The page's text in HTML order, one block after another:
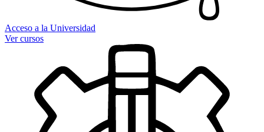
Acceso a la Universidad
Ver cursos